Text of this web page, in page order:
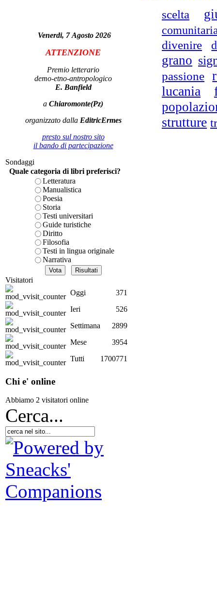
Venerdi, 7 Agosto 2026
ATTENZIONE
Premio letterario
demo-etno-antropologico
E. Banfield
a Chiaromonte(Pz)
organizzato dalla EditricErmes
presto sul nostro sito
il bando di partecipazione
Sondaggi
Quale categoria di libri preferisci?
Letteratura
Manualistica
Poesia
Storia
Testi universitari
Guide turistiche
Diritto
Filosofia
Testi in lingua originale
Narrativa
Visitatori
Oggi
371
Ieri
526
Settimana
2899
Mese
3954
Tutti
1700771
Chi e' online
Abbiamo 2 visitatori online
scelta
divenire
grano
passione
lucania
strutture
Cerca...